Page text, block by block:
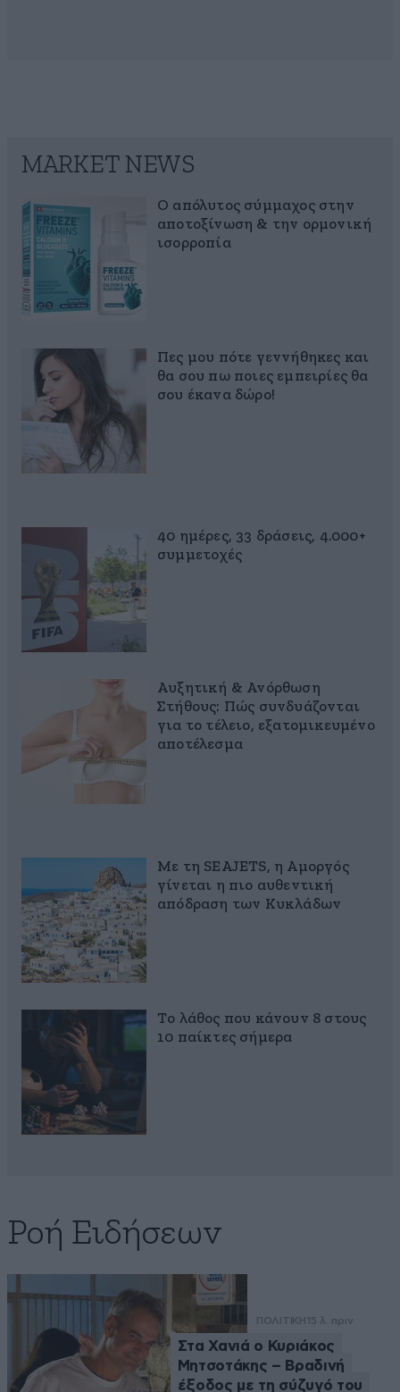
MARKET NEWS
Ο απόλυτος σύμμαχος στην
αποτοξίνωση & την ορμονική
ισορροπία
Πες μου πότε γεννήθηκες και
θα σου πω ποιες εμπειρίες θα
σου έκανα δώρο!
40 ημέρες, 33 δράσεις, 4.000+
συμμετοχές
Αυξητική & Ανόρθωση
Στήθους: Πώς συνδυάζονται
για το τέλειο, εξατομικευμένο
αποτέλεσμα
Με τη SEAJETS, η Αμοργός
γίνεται η πιο αυθεντική
απόδραση των Κυκλάδων
Το λάθος που κάνουν 8 στους
10 παίκτες σήμερα
Ροή Ειδήσεων
ΠΟΛΙΤΙΚΗ 15 λ. πριν
Στα Χανιά ο Κυριάκος
Μητσοτάκης – Βραδινή
έξοδος με τη σύζυγό του